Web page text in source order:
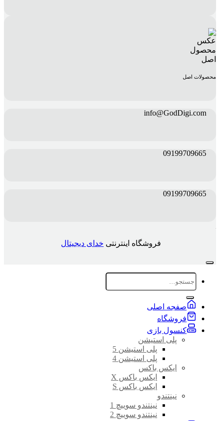
محصولات اصل
info@GodDigi.com
09199709665
09199709665
فروشگاه اینترنتی خدای دیجیتال
جستجو
برای:
صفجه اصلی
فروشگاه
کنسول بازی
پلی استیشن
پلی استیشن 5
پلی استیشن 4
ایکس باکس
ایکس باکس X
ایکس باکس S
نینتندو
نینتندو سوییچ 1
نینتندو سوییچ 2